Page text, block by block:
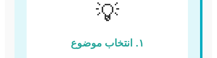
💡
۱. انتخاب موضوع